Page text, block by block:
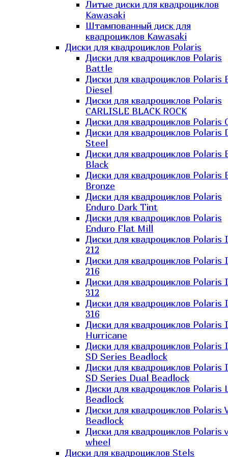
Литые диски для квадроциклов
Kawasaki​
Штампованный диск для
квадроциклов Kawasaki​
Диски для квадроциклов Polaris
Диски для квадроциклов Polaris
Battle
Диски для квадроциклов Polaris
Diesel
Диски для квадроциклов Polaris
CARLISLE BLACK ROCK
Диски для квадроциклов Polaris
Диски для квадроциклов Polaris
Steel
Диски для квадроциклов Polaris
Black
Диски для квадроциклов Polaris
Bronze
Диски для квадроциклов Polaris
Enduro Dark Tint
Диски для квадроциклов Polaris
Enduro Flat Mill
Диски для квадроциклов Polaris
212
Диски для квадроциклов Polaris
216
Диски для квадроциклов Polaris
312
Диски для квадроциклов Polaris
316
Диски для квадроциклов Polaris
Hurricane
Диски для квадроциклов Polaris
SD Series Beadlock
Диски для квадроциклов Polaris
SD Series Dual Beadlock
Диски для квадроциклов Polaris
Beadlock
Диски для квадроциклов Polaris
Beadlock
Диски для квадроциклов Polaris
wheel
Диски для квадроциклов Stels